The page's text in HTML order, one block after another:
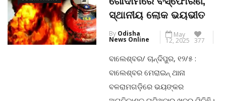
ପଦକ୍ଷେପ ନେବା ସହ ଏହି ଦିଗରେ
ପ୍ରୟାସକୁ ଦ୍ଵିଗୁଣିତ କରିଛି।ଭିତ୍ତିଭୂମି
ସୁଦୃଢ଼ୀକରଣ ଏବଂ ତ୍ବରିତ ସମାଧାନ
ସ୍ଥାନୀୟ ଲୋକ ଭୟଭୀତ
By Odisha
News Online
May
12, 2025 377
ବାଲେଶ୍ବର/ ଚାନ୍ଦିପୁର, ୧୨/୫ :
ବାଲେଶ୍ବର ମେରାଇନ୍ ଥାନା
ବଳରାମଗଡ଼ିରେ ଭୟଙ୍କର